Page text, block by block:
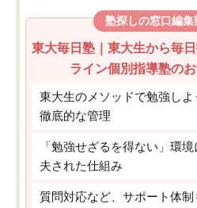
塾探しの窓口編集
東大毎日塾｜東大生から毎
ライン個別指導塾の
東大生のメソッドで勉強し
徹底的な管理
「勉強せざるを得ない」環
夫された仕組み
質問対応など、サポート体